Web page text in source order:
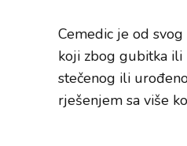
Cemedic je od
koji zbog gubitka ili
stečenog ili
rješenjem sa više